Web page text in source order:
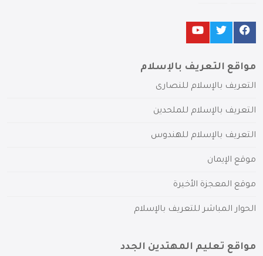
مواقع التعريف بالإسلام
التعريف بالإسلام للنصارى
التعريف بالإسلام للملحدين
التعريف بالإسلام للهندوس
موقع الإيمان
موقع المعجزة الأخيرة
الحوار المباشر للتعريف بالإسلام
مواقع تعليم المهتدين الجدد